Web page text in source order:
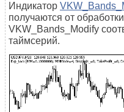
Индикатор
получаются от
VKW_Bands_Modify
таймсерий.